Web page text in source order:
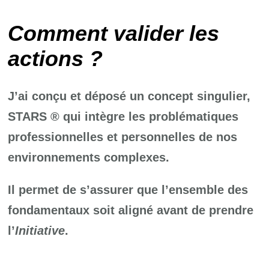
Comment valider les
actions ?
J’ai conçu et déposé un concept singulier,
STARS ® qui intègre les problématiques
professionnelles et personnelles de nos
environnements complexes.
Il permet de s’assurer que l’ensemble des
fondamentaux soit aligné avant de prendre
l’Initiative.